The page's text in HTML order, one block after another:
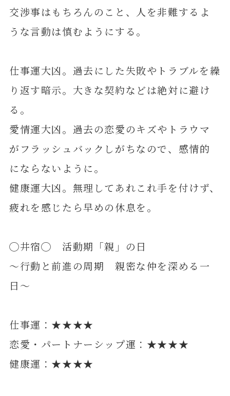
交渉事はもちろんのこと、人を非難するよ
うな言動は慎むようにする。
仕事運大凶。過去にした失敗やトラブルを繰
り返す暗示。大きな契約などは絶対に避け
る。
愛情運大凶。過去の恋愛のキズやトラウマ
がフラッシュバックしがちなので、感情的
にならないように。
健康運大凶。無理してあれこれ手を付けず、
疲れを感じたら早めの休息を。
◯井宿◯ 活動期「親」の日
～行動と前進の周期 親密な仲を深める一
日～
仕事運：★★★★
恋愛・パートナーシップ運：★★★★
健康運：★★★★